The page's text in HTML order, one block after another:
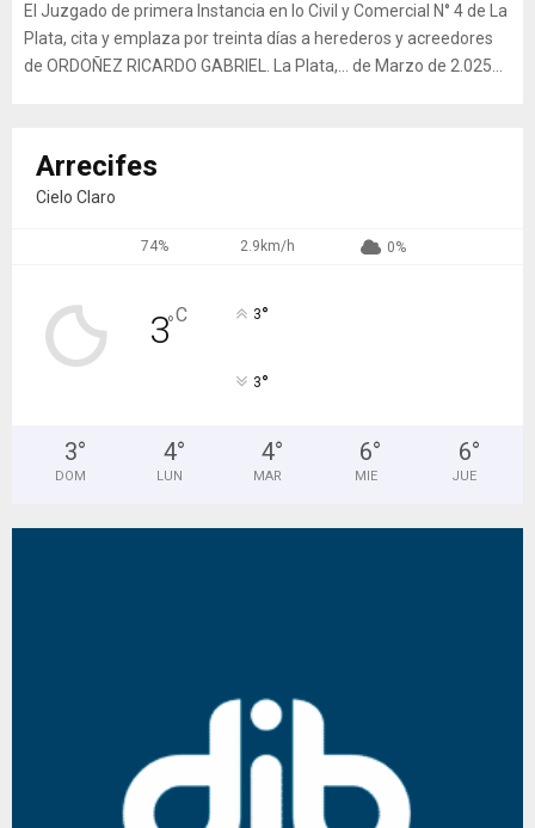
El Juzgado de primera Instancia en lo Civil y Comercial N° 4 de La
Plata, cita y emplaza por treinta días a herederos y acreedores
de ORDOÑEZ RICARDO GABRIEL. La Plata,… de Marzo de 2.025...
Arrecifes
Cielo Claro
74% 2.9km/h 0%
3°C 3°
3°
3°
DOM
4°
LUN
4°
MAR
6°
MIE
6°
JUE